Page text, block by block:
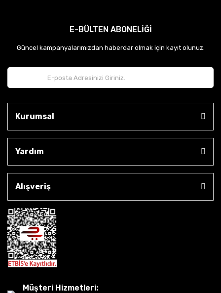
E-BÜLTEN ABONELİĞİ
Güncel kampanyalarımızdan haberdar olmak için kayıt olunuz.
Kurumsal
Yardım
Alışveriş
Müşteri Hizmetleri: